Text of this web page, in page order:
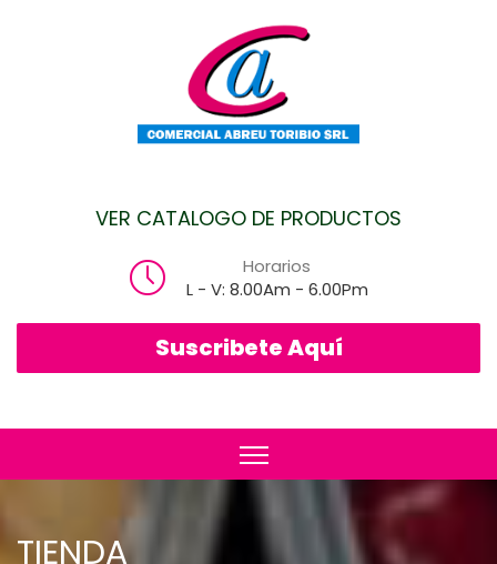
VER CATALOGO DE PRODUCTOS
Horarios
L - V: 8.00Am - 6.00Pm
Suscribete Aquí
TIENDA